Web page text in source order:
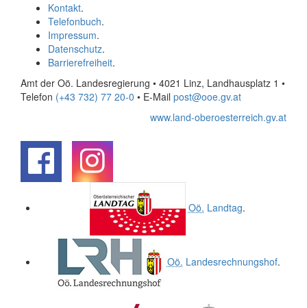
Kontakt.
Telefonbuch.
Impressum.
Datenschutz.
Barrierefreiheit.
Amt der Oö. Landesregierung • 4021 Linz, Landhausplatz 1 •
Telefon (+43 732) 77 20-0 • E-Mail post@ooe.gv.at
www.land-oberoesterreich.gv.at
Oö. Landtag.
Oö. Landesrechnungshof.